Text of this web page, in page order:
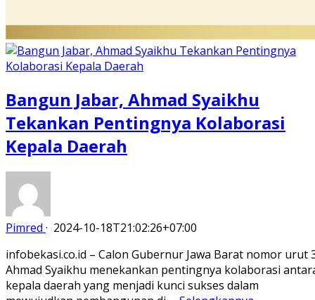
Bangun Jabar, Ahmad Syaikhu
Tekankan Pentingnya Kolaborasi
Kepala Daerah
Pimred · 2024-10-18T21:02:26+07:00
infobekasi.co.id – Calon Gubernur Jawa Barat nomor urut
Ahmad Syaikhu menekankan pentingnya kolaborasi
kepala daerah yang menjadi kunci sukses dalam